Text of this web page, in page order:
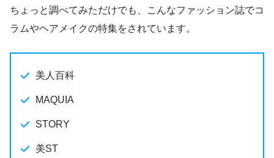
ちょっと調べてみただけでも、こんなファッション誌でコ
ラムやヘアメイクの特集をされています。
美人百科
MAQUIA
STORY
美ST